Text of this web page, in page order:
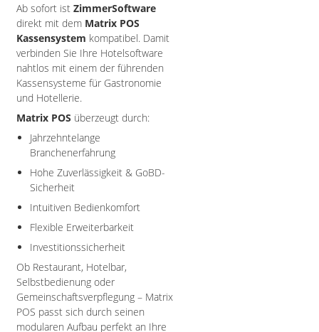
Ab sofort ist ZimmerSoftware
direkt mit dem Matrix POS
Kassensystem kompatibel. Damit
verbinden Sie Ihre Hotelsoftware
nahtlos mit einem der führenden
Kassensysteme für Gastronomie
und Hotellerie.
Matrix POS überzeugt durch:
Jahrzehntelange
Branchenerfahrung
Hohe Zuverlässigkeit & GoBD-
Sicherheit
Intuitiven Bedienkomfort
Flexible Erweiterbarkeit
Investitionssicherheit
Ob Restaurant, Hotelbar,
Selbstbedienung oder
Gemeinschaftsverpflegung – Matrix
POS passt sich durch seinen
modularen Aufbau perfekt an Ihre